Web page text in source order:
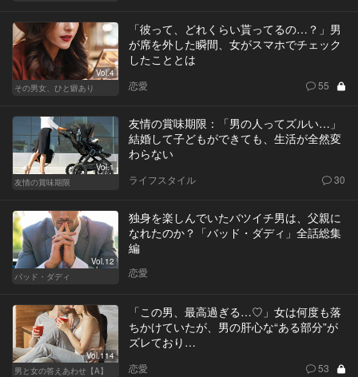
Vol.4
その男女、ひと癖あり
「彼って、どれくらい貰ってるの…？」男
が席を外した瞬間、女がスマホでチェック
したこととは
恋愛 55
Vol.1
友情の賞味期限
友情の賞味期限：「男の人ってズルい…」
結婚して子どもができても、生活が全然変
わらない
ライフスタイル 30
Vol.12
バッド・ダディ
独身を楽しんでいたバツイチ男は、父親に
なれたのか？「バッド・ダディ」全話総集
編
恋愛
Vol.114
男と女の答えあわせ【A】
「この男、最高過ぎる…♡」女は何度も落
ちかけていたが、男の肝心な“ある部分”が
ズレており…
恋愛 53